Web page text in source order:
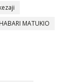
HABARI MATUKIO